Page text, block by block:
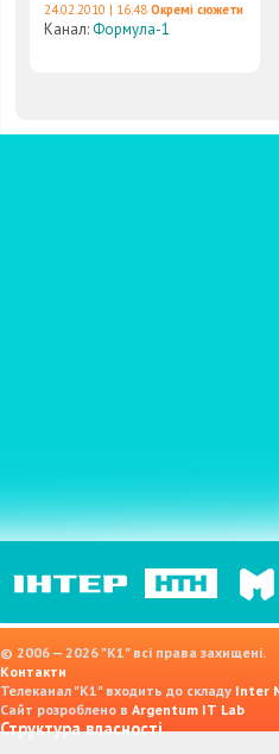
24.02.2010 | 16:48 Окремі сюжети
Канал:Формула-1
© 2006 — 2026 "K1" всі права захищені.
Контакти
Телеканал "К1" входить до складу Inter
Сайт розроблено в Argentum IT Lab
Структура власності